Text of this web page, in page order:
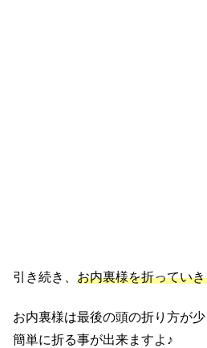
引き続き、 お内裏様を折ってい
お内裏様は最後の頭の折り方が
簡単に折る事が出来ますよ♪